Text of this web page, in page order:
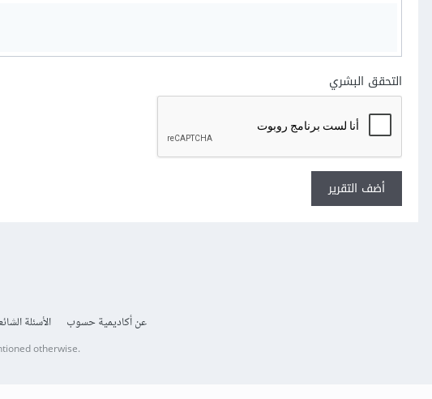
التحقق البشري
أضف التقرير
عن أكاديمية حسوب الأسئلة
otherwise.